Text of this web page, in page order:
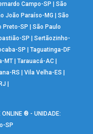
Campo-SP |São
João Paraíso-MG |São
Preto-SP |São Paulo
SP |Sertãozinho-
SP |Taguatinga-DF
MT| Tarauacá-AC|
RS |Vila Velha-ES
ONLINE ® - UNIDADE:
SP